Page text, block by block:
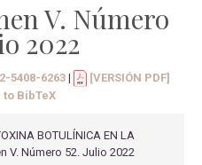
V. Número
2022
5408-6263|
[VERSIÓN PDF]
BibTeX
BOTULÍNICA EN LA
V. Número 52. Julio 2022